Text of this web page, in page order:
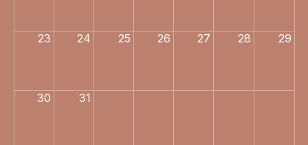
23 24 25 26 27 28 29
30 31